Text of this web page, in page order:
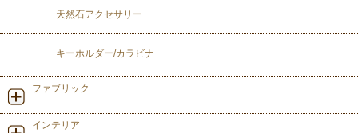
天然石アクセサリー
キーホルダー/カラビナ
ファブリック
インテリア